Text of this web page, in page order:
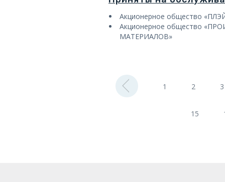
Акционерное общество
Акционерное общество
МАТЕРИАЛОВ»
1 2 3
15